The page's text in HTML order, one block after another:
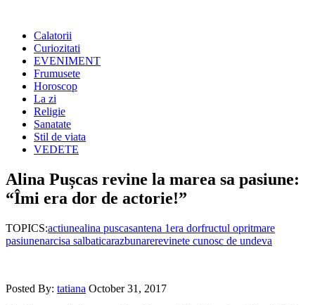
Calatorii
Curiozitati
EVENIMENT
Frumusete
Horoscop
La zi
Religie
Sanatate
Stil de viata
VEDETE
Alina Pușcas revine la marea sa pasiune:
“Îmi era dor de actorie!”
TOPICS:actiunealina puscasantena 1era dorfructul opritmare
pasiunenarcisa salbaticarazbunarerevinete cunosc de undeva
Posted By: tatiana October 31, 2017